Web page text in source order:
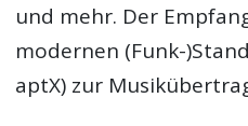
und mehr. Der
modernen (Funk-
aptX) zur